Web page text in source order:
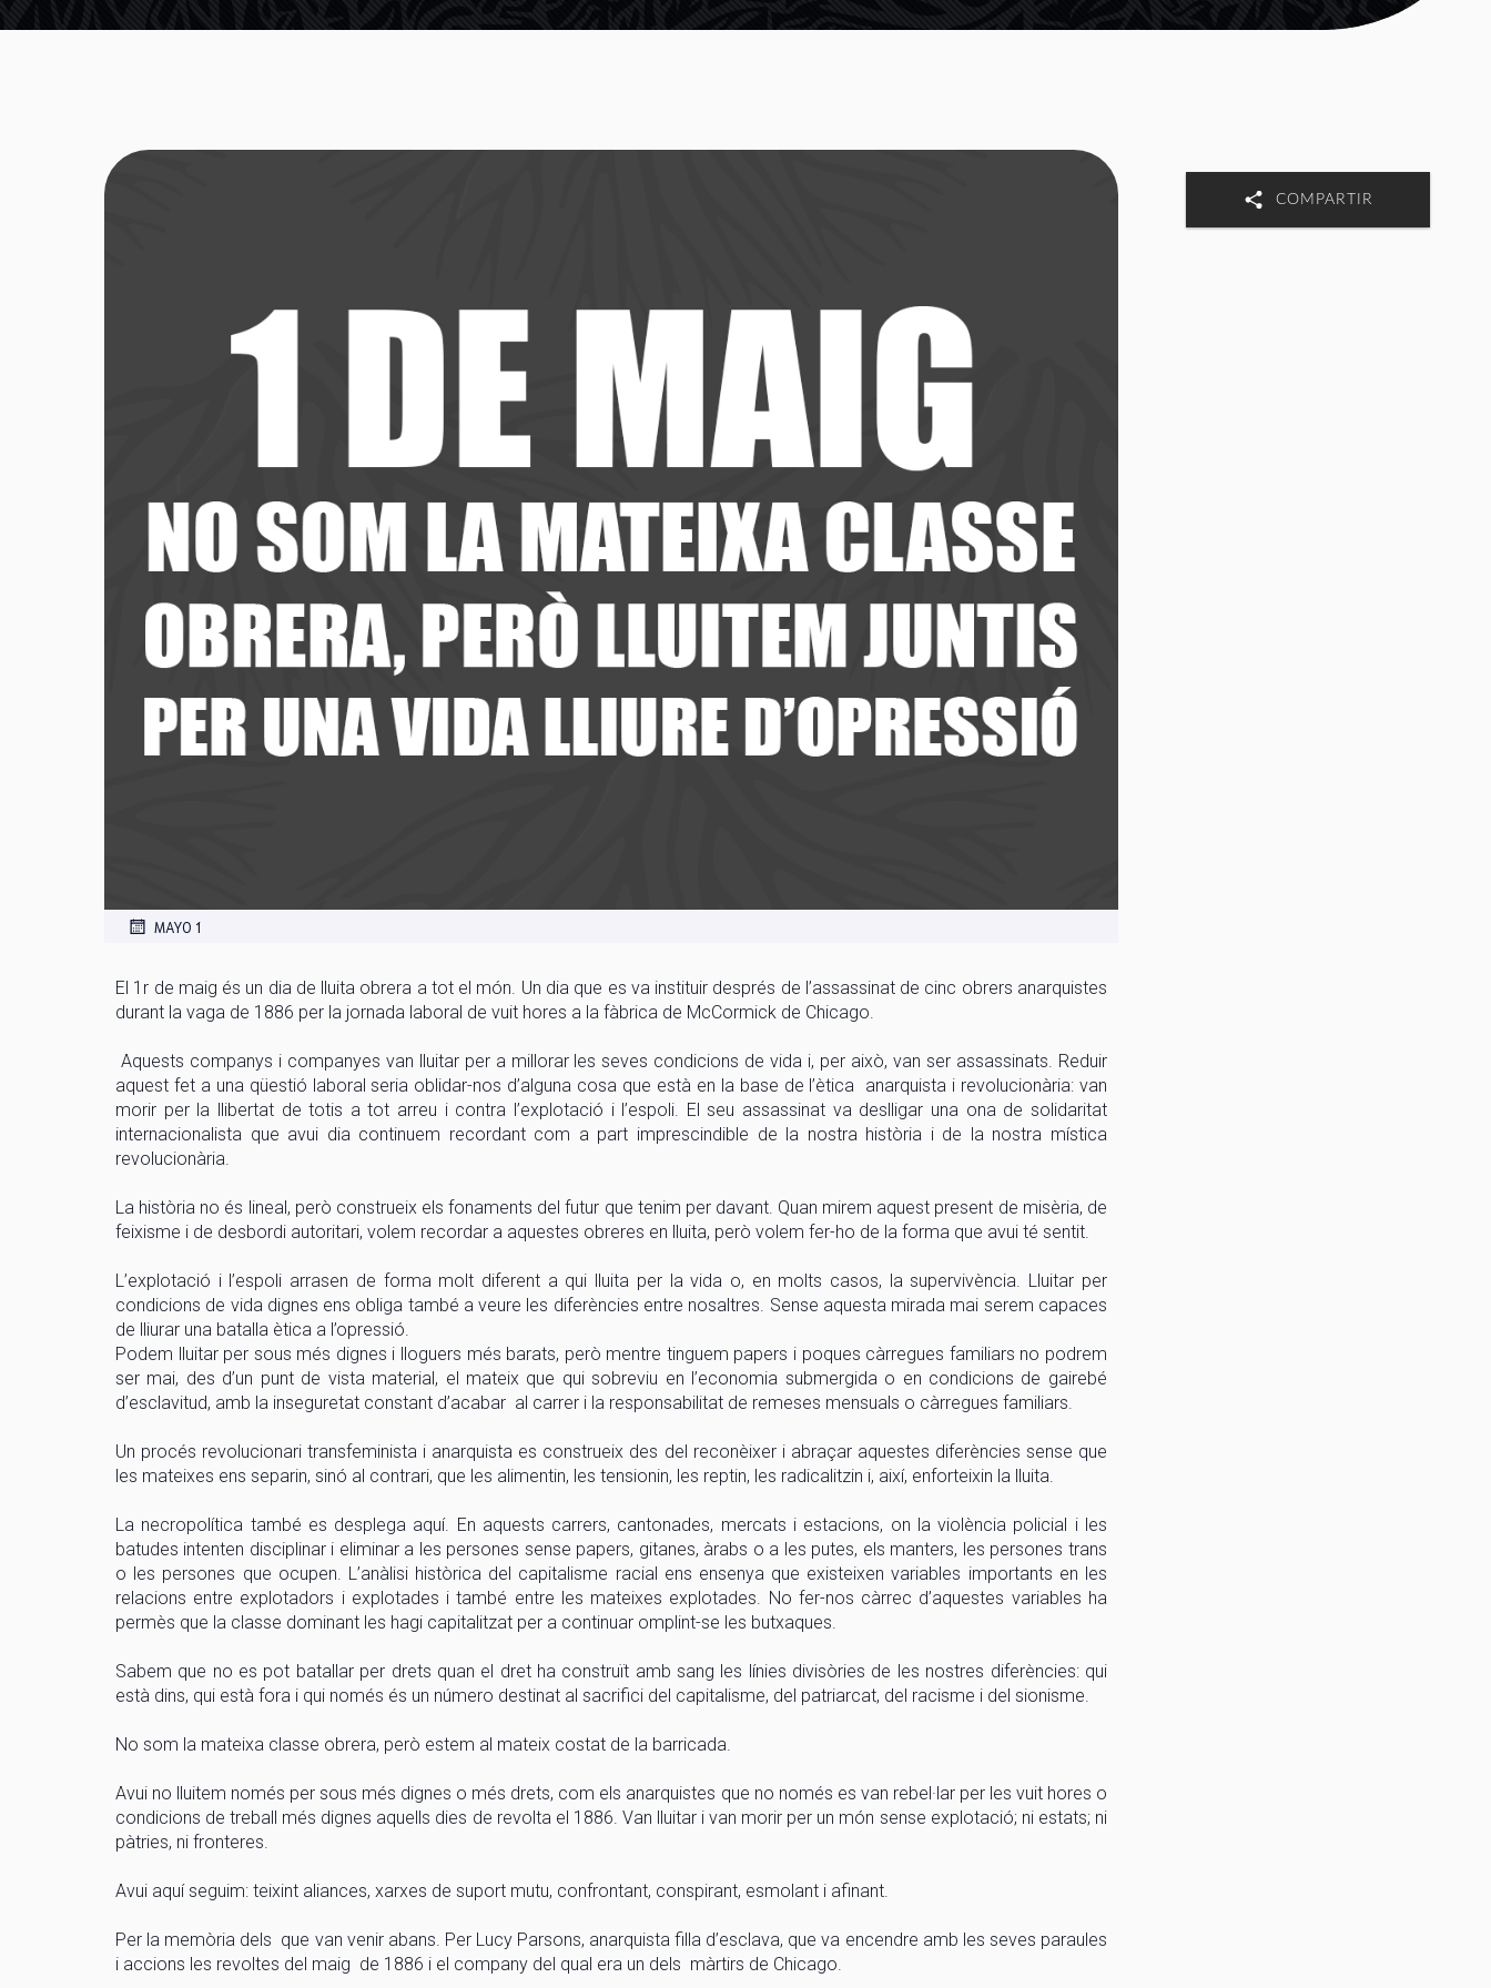
MAYO 1
El 1r de maig és un dia de lluita obrera a tot el món. Un dia que es va instituir després de l’assassinat de cinc obrers anarquistes
durant la vaga de 1886 per la jornada laboral de vuit hores a la fàbrica de McCormick de Chicago.
Aquests companys i companyes van lluitar per a millorar les seves condicions de vida i, per això, van ser assassinats. Reduir
aquest fet a una qüestió laboral seria oblidar-nos d’alguna cosa que està en la base de l’ètica anarquista i revolucionària: van
morir per la llibertat de totis a tot arreu i contra l’explotació i l’espoli. El seu assassinat va deslligar una ona de solidaritat
internacionalista que avui dia continuem recordant com a part imprescindible de la nostra història i de la nostra mística
revolucionària.
La història no és lineal, però construeix els fonaments del futur que tenim per davant. Quan mirem aquest present de misèria, de
feixisme i de desbordi autoritari, volem recordar a aquestes obreres en lluita, però volem fer-ho de la forma que avui té sentit.
L’explotació i l’espoli arrasen de forma molt diferent a qui lluita per la vida o, en molts casos, la supervivència. Lluitar per
condicions de vida dignes ens obliga també a veure les diferències entre nosaltres. Sense aquesta mirada mai serem capaces
de lliurar una batalla ètica a l’opressió.
Podem lluitar per sous més dignes i lloguers més barats, però mentre tinguem papers i poques càrregues familiars no podrem
ser mai, des d’un punt de vista material, el mateix que qui sobreviu en l’economia submergida o en condicions de gairebé
d’esclavitud, amb la inseguretat constant d’acabar al carrer i la responsabilitat de remeses mensuals o càrregues familiars.
Un procés revolucionari transfeminista i anarquista es construeix des del reconèixer i abraçar aquestes diferències sense que
les mateixes ens separin, sinó al contrari, que les alimentin, les tensionin, les reptin, les radicalitzin i, així, enforteixin la lluita.
La necropolítica també es desplega aquí. En aquests carrers, cantonades, mercats i estacions, on la violència policial i les
batudes intenten disciplinar i eliminar a les persones sense papers, gitanes, àrabs o a les putes, els manters, les persones trans
o les persones que ocupen. L’anàlisi històrica del capitalisme racial ens ensenya que existeixen variables importants en les
relacions entre explotadors i explotades i també entre les mateixes explotades. No fer-nos càrrec d’aquestes variables ha
permès que la classe dominant les hagi capitalitzat per a continuar omplint-se les butxaques.
Sabem que no es pot batallar per drets quan el dret ha construït amb sang les línies divisòries de les nostres diferències: qui
està dins, qui està fora i qui només és un número destinat al sacrifici del capitalisme, del patriarcat, del racisme i del sionisme.
No som la mateixa classe obrera, però estem al mateix costat de la barricada.
Avui no lluitem només per sous més dignes o més drets, com els anarquistes que no només es van rebel·lar per les vuit hores o
condicions de treball més dignes aquells dies de revolta el 1886. Van lluitar i van morir per un món sense explotació; ni estats; ni
pàtries, ni fronteres.
Avui aquí seguim: teixint aliances, xarxes de suport mutu, confrontant, conspirant, esmolant i afinant.
Per la memòria dels que van venir abans. Per Lucy Parsons, anarquista filla d’esclava, que va encendre amb les seves paraules
i accions les revoltes del maig de 1886 i el company del qual era un dels màrtirs de Chicago.
COMPARTIR